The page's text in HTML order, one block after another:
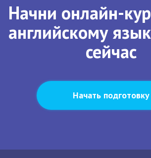
Начни онлайн-
английскому
сейчас
Начать подготовку